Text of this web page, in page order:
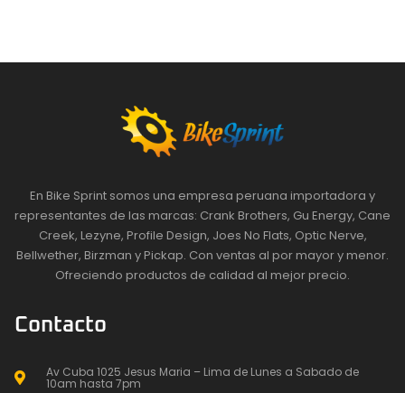
En Bike Sprint somos una empresa peruana importadora y
representantes de las marcas: Crank Brothers, Gu Energy, Cane
Creek, Lezyne, Profile Design, Joes No Flats, Optic Nerve,
Bellwether, Birzman y Pickap. Con ventas al por mayor y menor.
Ofreciendo productos de calidad al mejor precio.
Contacto
Av Cuba 1025 Jesus Maria – Lima de Lunes a Sabado de
10am hasta 7pm